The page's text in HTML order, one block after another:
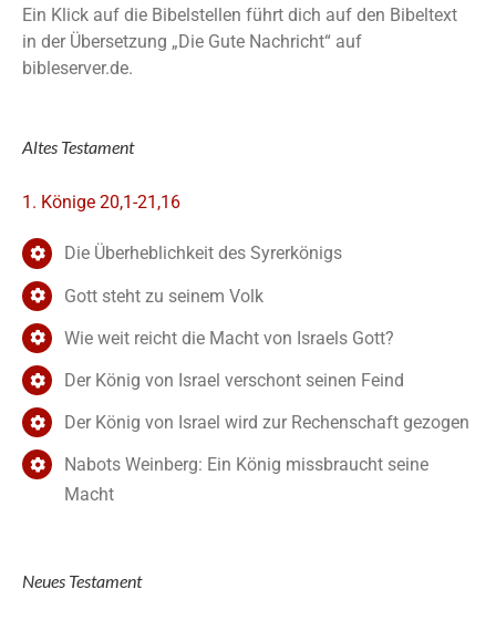
Ein Klick auf die Bibelstellen führt dich auf den Bibeltext
in der Übersetzung „Die Gute Nachricht“ auf
bibleserver.de.
Altes Testament
1. Könige 20,1-21,16
Die Überheblichkeit des Syrerkönigs
Gott steht zu seinem Volk
Wie weit reicht die Macht von Israels Gott?
Der König von Israel verschont seinen Feind
Der König von Israel wird zur Rechenschaft gezogen
Nabots Weinberg: Ein König missbraucht seine
Macht
Neues Testament